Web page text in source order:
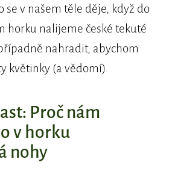
se v našem těle děje, když do
horku nalijeme české tekuté
nahradit, abychom
květinky (a vědomí).
Proč nám
v horku
nohy